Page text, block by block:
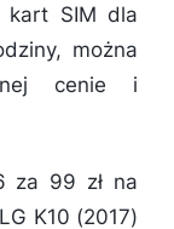
kart SIM dla
można
cenie i
za 99 zł na
K10 (2017)